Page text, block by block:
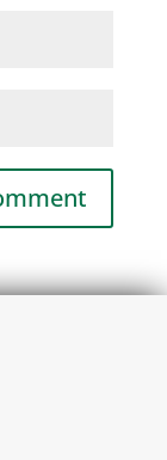
spam.